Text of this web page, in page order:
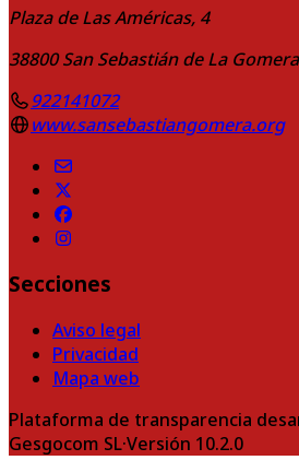
Plaza de Las Américas, 4
38800 San Sebastián de La Gomera
922141072
www.sansebastiangomera.org
Secciones
Aviso legal
Privacidad
Mapa web
Plataforma de transparencia
Gesgocom SL·Versión 10.2.0